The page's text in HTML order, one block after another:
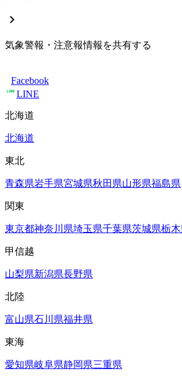
気象警報・注意報情報を共有する
Facebook
LINE
北海道
北海道
東北
青森県岩手県宮城県秋田県山形県福島県
関東
東京都神奈川県埼玉県千葉県茨城県栃
甲信越
山梨県新潟県長野県
北陸
富山県石川県福井県
東海
愛知県岐阜県静岡県三重県